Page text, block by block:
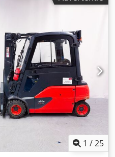
3e klep, 4e klep,
volledige cabine,
lift,
1 /25